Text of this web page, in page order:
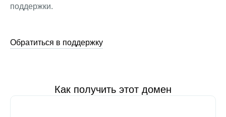
поддержки.
Обратиться в поддержку
Как получить этот домен